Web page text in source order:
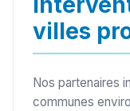
villes
Nos partenaires
communes